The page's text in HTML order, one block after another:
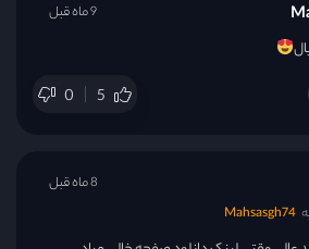
0 5
9 ماه قبل
Mahsasgh74
8 ماه قبل